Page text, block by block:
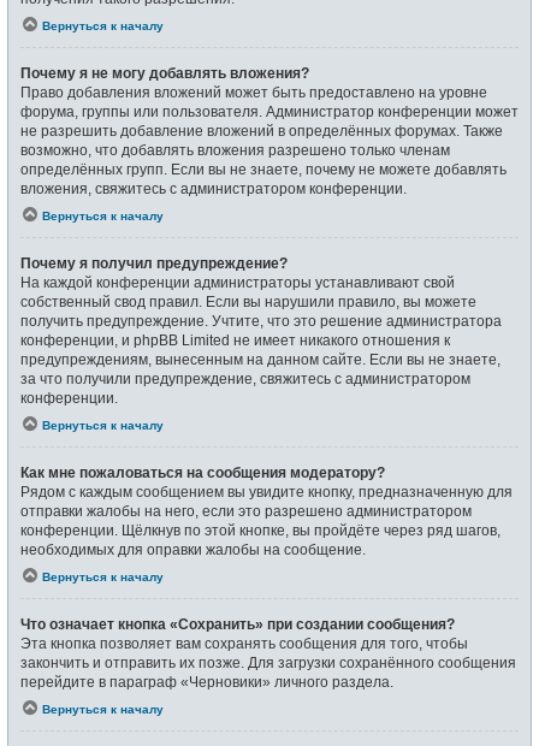
Вернуться к началу
Почему я не могу добавлять вложения?
Право добавления вложений может быть предоставлено на уровне
форума, группы или пользователя. Администратор конференции может
не разрешить добавление вложений в определённых форумах. Также
возможно, что добавлять вложения разрешено только членам
определённых групп. Если вы не знаете, почему не можете добавлять
вложения, свяжитесь с администратором конференции.
Вернуться к началу
Почему я получил предупреждение?
На каждой конференции администраторы устанавливают свой
собственный свод правил. Если вы нарушили правило, вы можете
получить предупреждение. Учтите, что это решение администратора
конференции, и phpBB Limited не имеет никакого отношения к
предупреждениям, вынесенным на данном сайте. Если вы не знаете,
за что получили предупреждение, свяжитесь с администратором
конференции.
Вернуться к началу
Как мне пожаловаться на сообщения модератору?
Рядом с каждым сообщением вы увидите кнопку, предназначенную для
отправки жалобы на него, если это разрешено администратором
конференции. Щёлкнув по этой кнопке, вы пройдёте через ряд шагов,
необходимых для оправки жалобы на сообщение.
Вернуться к началу
Что означает кнопка «Сохранить» при создании сообщения?
Эта кнопка позволяет вам сохранять сообщения для того, чтобы
закончить и отправить их позже. Для загрузки сохранённого сообщения
перейдите в параграф «Черновики» личного раздела.
Вернуться к началу